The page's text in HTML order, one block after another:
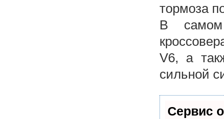
тормоза
В
V6, а
сильной
Сервис